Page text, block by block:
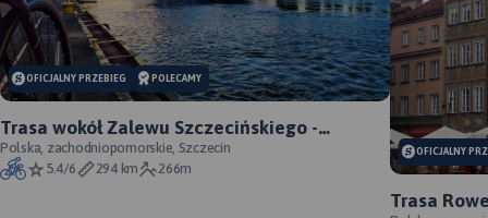
OFICJALNY PRZEBIEG POLECAMY
Trasa wokół Zalewu Szczecińskiego -
oficjalny przebieg szlaku
Polska, zachodniopomorskie, Szczecin
5.4/6
294 km 266m
OFICJALNY
Trasa